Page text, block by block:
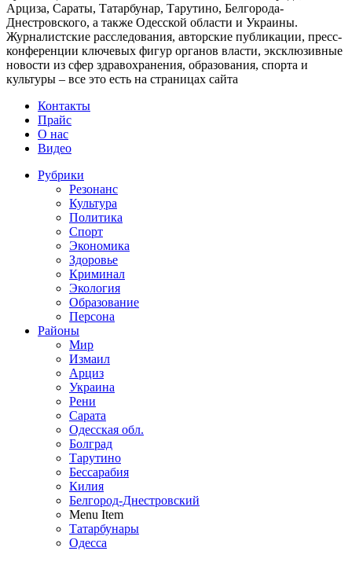
Арциза, Сараты, Татарбунар, Тарутино, Белгорода-
Днестровского, а также Одесской области и Украины.
Журналистские расследования, авторские публикации, пресс-
конференции ключевых фигур органов власти, эксклюзивные
новости из сфер здравохранения, образования, спорта и
культуры – все это есть на страницах сайта
Контакты
Прайс
О нас
Видео
Рубрики
Резонанс
Культура
Политика
Спорт
Экономика
Здоровье
Криминал
Экология
Образование
Персона
Районы
Мир
Измаил
Арциз
Украина
Рени
Сарата
Одесская обл.
Болград
Тарутино
Бессарабия
Килия
Белгород-Днестровский
Menu Item
Татарбунары
Одесса